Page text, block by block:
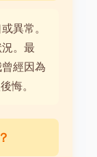
異常。
。最
經因為
悔。